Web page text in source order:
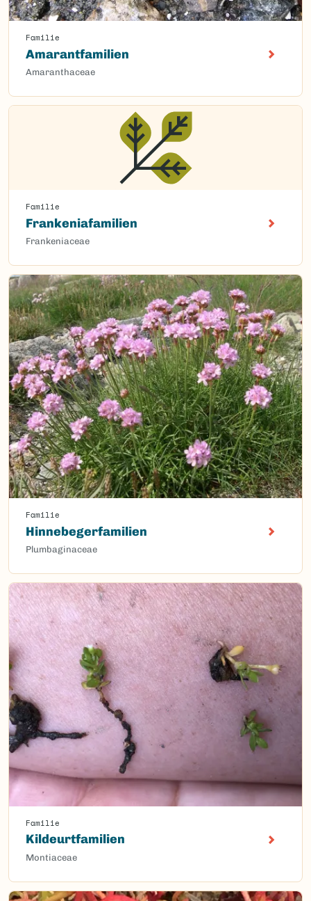
Familie
Amarantfamilien
Amaranthaceae
Familie
Frankeniafamilien
Frankeniaceae
Familie
Hinnebegerfamilien
Plumbaginaceae
Familie
Kildeurtfamilien
Montiaceae